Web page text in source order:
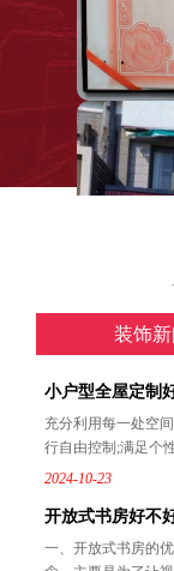
装饰新
小户型全屋定制
充分利用每一处空
行自由控制;满足个
2024-10-23
开放式书房好不
一、开放式书房的